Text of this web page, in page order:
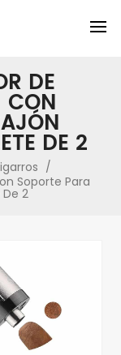
DE
CON
DE 2
/
Soporte Para
2